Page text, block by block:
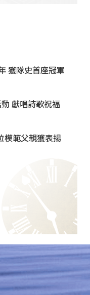
獲隊史首座冠軍
獻唱詩歌祝福
模範父親獲表揚